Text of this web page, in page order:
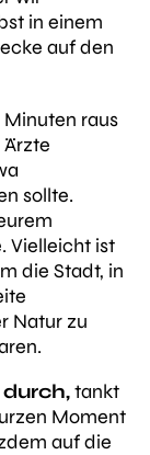
in einem
auf den
raus
sollte.
Vielleicht ist
die Stadt, in
Natur zu
tankt
Moment
auf die